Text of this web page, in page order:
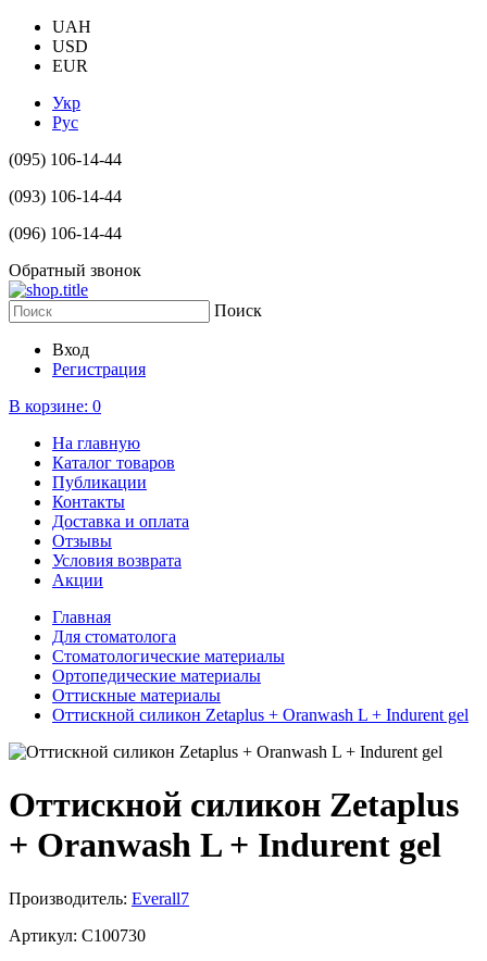
UAH
USD
EUR
Укр
Рус
(095) 106-14-44
(093) 106-14-44
(096) 106-14-44
Обратный звонок
Поиск
Вход
Регистрация
В корзине: 0
На главную
Каталог товаров
Публикации
Контакты
Доставка и оплата
Отзывы
Условия возврата
Акции
Главная
Для стоматолога
Стоматологические материалы
Ортопедические материалы
Оттискные материалы
Оттискной силикон Zetaplus + Oranwash L + Indurent gel
Оттискной силикон Zetaplus
+ Oranwash L + Indurent gel
Производитель: Everall7
Артикул: C100730